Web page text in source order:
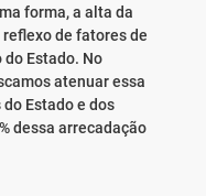
forma, a alta da
de fatores de
Estado. No
atenuar essa
Estado e dos
dessa arrecadação